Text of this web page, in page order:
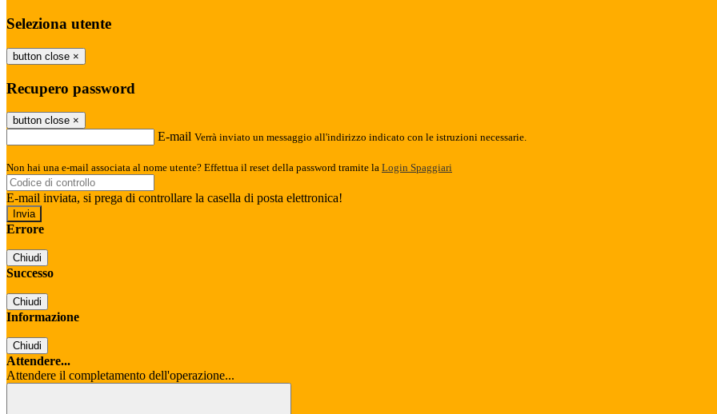
Seleziona utente
button close ×
Recupero password
button close ×
E-mail Verrà inviato un messaggio all'indirizzo indicato con le istruzioni necessarie.
Non hai una e-mail associata al nome utente? Effettua il reset della password tramite la Login Spaggiari
E-mail inviata, si prega di controllare la casella di posta elettronica!
Errore
Chiudi
Successo
Chiudi
Informazione
Chiudi
Attendere...
Attendere il completamento dell'operazione...